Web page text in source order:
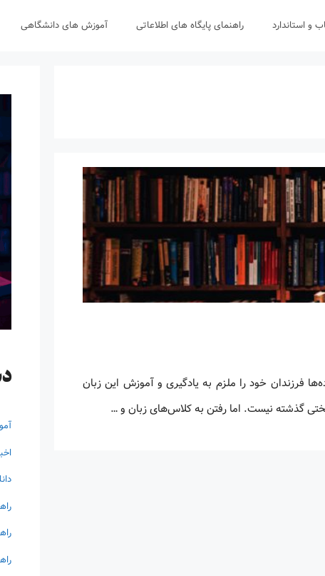
و استاندارد راهنمای پایگاه های اطلاعاتی آموزش های دانشگاهی
فرزندان خود را ملزم به یادگیری و آموزش این زبان
سختی گذشته نیست. اما رفتن به کلاس‌های زبان و …